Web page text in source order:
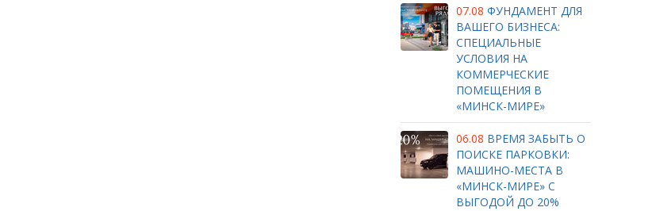
07.08 ФУНДАМЕНТ ДЛЯ
ВАШЕГО БИЗНЕСА:
СПЕЦИАЛЬНЫЕ
УСЛОВИЯ НА
КОММЕРЧЕСКИЕ
ПОМЕЩЕНИЯ В
«МИНСК-МИРЕ»
06.08 ВРЕМЯ ЗАБЫТЬ О
ПОИСКЕ ПАРКОВКИ:
МАШИНО-МЕСТА В
«МИНСК-МИРЕ» С
ВЫГОДОЙ ДО 20%